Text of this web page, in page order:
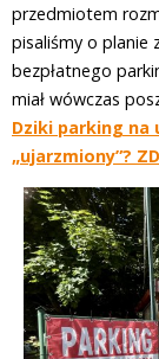
przedmiotem
pisaliśmy o planie
bezpłatnego
miał wówczas
Dziki parking
„ujarzmiony”?